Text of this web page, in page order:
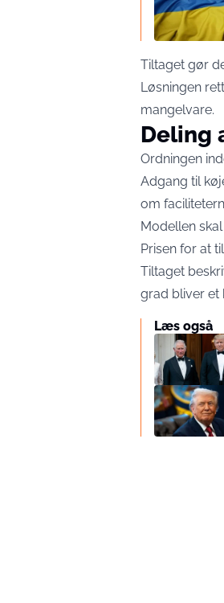
Tiltaget gør
Løsningen
mangelvare.
Deling
Ordningen
Adgang til
om
Modellen
Prisen for at
Tiltaget
grad bliver et
Læs også